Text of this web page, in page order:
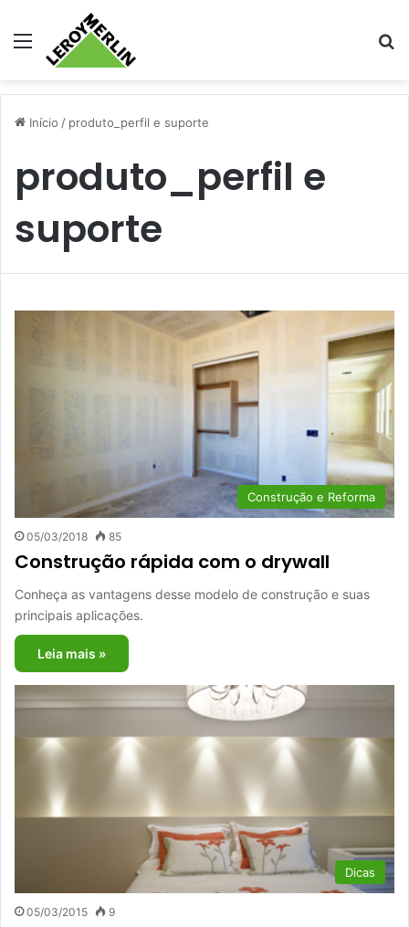
Menu
Início / produto_perfil e suporte
produto_perfil e
suporte
Construção e Reforma
05/03/2018 85
Construção rápida com o drywall
Conheça as vantagens desse modelo de construção e suas
principais aplicações.
Leia mais »
Dicas
05/03/2015 9